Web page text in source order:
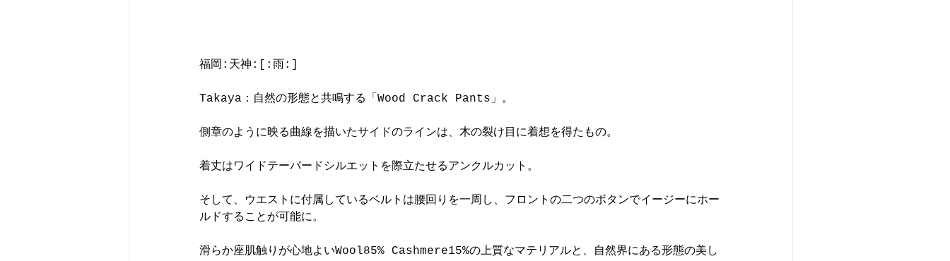
福岡:天神:[:雨:]
Takaya：自然の形態と共鳴する「Wood Crack Pants」。
側章のように映る曲線を描いたサイドのラインは、木の裂け目に着想を得たもの。
着丈はワイドテーパードシルエットを際立たせるアンクルカット。
そして、ウエストに付属しているベルトは腰回りを一周し、フロントの二つのボタンでイージーにホー
ルドすることが可能に。
滑らか座肌触りが心地よいWool85% Cashmere15%の上質なマテリアルと、自然界にある形態の美し